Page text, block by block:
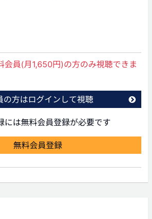
会員(月1,650円)の方のみ視聴できま
の方はログインして視聴
には無料会員登録が必要です
無料会員登録